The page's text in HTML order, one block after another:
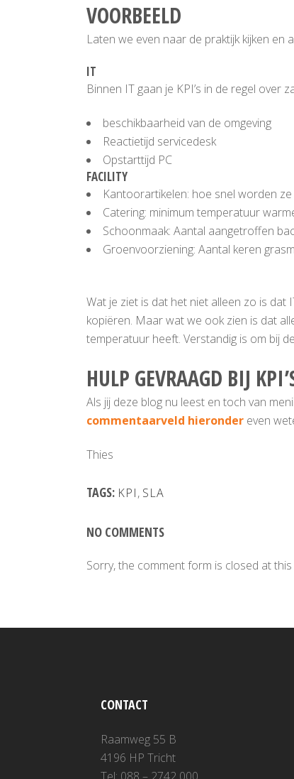
VOORBEELD
Laten we even naar de praktijk kijken en
IT
Binnen IT gaan je KPI’s in de regel over
beschikbaarheid van de omgeving
Reactietijd servicedesk
Opstarttijd PC
FACILITY
Kantoorartikelen: hoe snel worden ze
Catering: minimum temperatuur
Schoonmaak: Aantal aangetroffen
Groenvoorziening: Aantal keren
Wat je ziet is dat het niet alleen zo is dat
kopiëren. Maar wat we ook zien is dat
temperatuur heeft. Verstandig is om bij
HULP GEVRAAGD BIJ
Als jij deze blog nu leest en toch van
commentaarveld hieronder even
Thies
TAGS: KPI, SLA
NO COMMENTS
Sorry, the comment form is closed at this
CONTACT
Raamweg 55 B
4196 HP Tricht